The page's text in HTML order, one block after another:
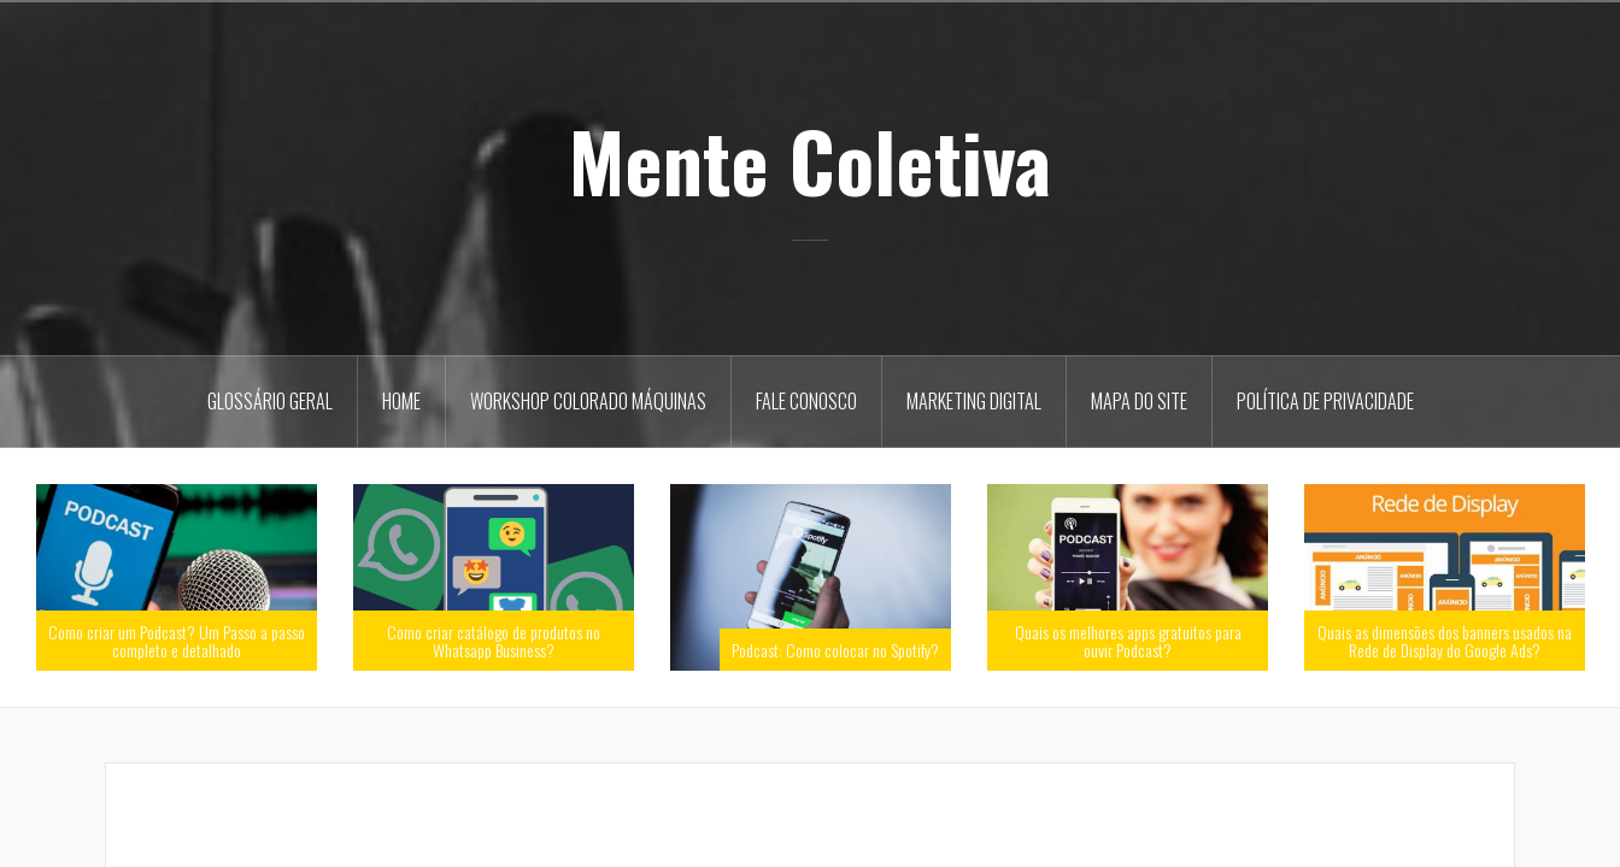
Mente Coletiva
GLOSSÁRIO GERAL HOME WORKSHOP COLORADO MÁQUINAS FALE CONOSCO MARKETING DIGITAL MAPA DO SITE POLÍTICA DE PRIVACIDADE
Como criar um Podcast? Um Passo a passo
completo e detalhado
Como criar catálogo de produtos no
Whatsapp Business? Podcast: Como colocar no Spotify?
Quais os melhores apps gratuitos para
ouvir Podcast?
Quais as dimensões dos banners usados na
Rede de Display do Google Ads?